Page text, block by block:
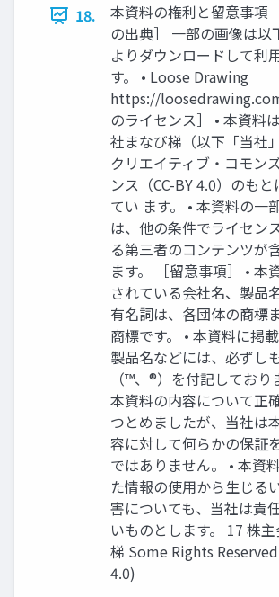
18.
本資料の権利と留意事項
の出典］ 一部の画像は以
よりダウンロードして利
す。 • Loose Drawing
https://
のライセンス］ • 本資料
社まなび梯（以下「当社
クリエイティブ・コモン
ンス（CC-BY 4.0）のも
てい ます。 • 本資料の一
は、他の条件でライセン
る第三者のコンテンツが
ます。 ［留意事項］ • 本
されている会社名、製品
有名詞は、各団体の商標
商標です。 • 本資料に掲
製品名などには、必ずし
（™、®）を付記しており
本資料の内容について正
つとめましたが、当社は
容に対して何らかの保証
ではありません。 • 本資
た情報の使用から生じる
害についても、当社は責
いものとします。 17 株
梯 Some Rights
4.0)